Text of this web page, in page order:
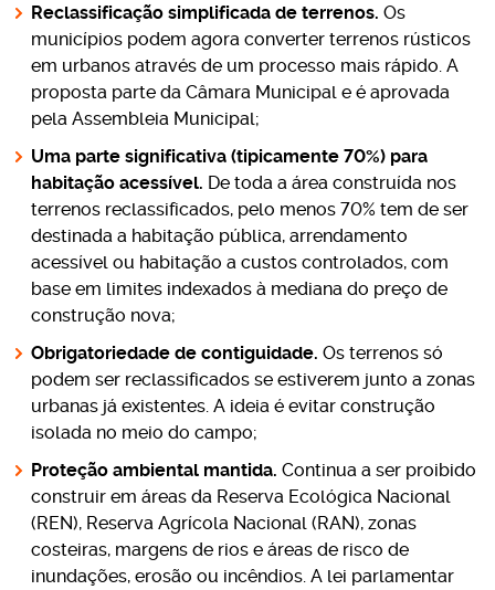
Reclassificação simplificada de terrenos. Os
municípios podem agora converter terrenos rústicos
em urbanos através de um processo mais rápido. A
proposta parte da Câmara Municipal e é aprovada
pela Assembleia Municipal;
Uma parte significativa (tipicamente 70%) para
habitação acessível. De toda a área construída nos
terrenos reclassificados, pelo menos 70% tem de ser
destinada a habitação pública, arrendamento
acessível ou habitação a custos controlados, com
base em limites indexados à mediana do preço de
construção nova;
Obrigatoriedade de contiguidade. Os terrenos só
podem ser reclassificados se estiverem junto a zonas
urbanas já existentes. A ideia é evitar construção
isolada no meio do campo;
Proteção ambiental mantida. Continua a ser proibido
construir em áreas da Reserva Ecológica Nacional
(REN), Reserva Agrícola Nacional (RAN), zonas
costeiras, margens de rios e áreas de risco de
inundações, erosão ou incêndios. A lei parlamentar